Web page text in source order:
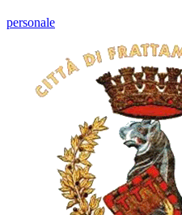
personale